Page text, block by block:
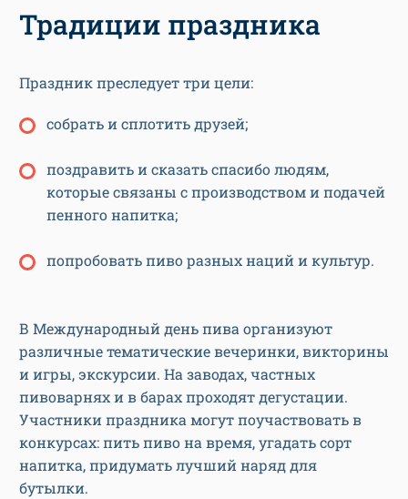
Традиции праздника
Праздник преследует три цели:
собрать и сплотить друзей;
поздравить и сказать спасибо людям,
которые связаны с производством и подачей
пенного напитка;
попробовать пиво разных наций и культур.
В Международный день пива организуют
различные тематические вечеринки, викторины
и игры, экскурсии. На заводах, частных
пивоварнях и в барах проходят дегустации.
Участники праздника могут поучаствовать в
конкурсах: пить пиво на время, угадать сорт
напитка, придумать лучший наряд для
бутылки.